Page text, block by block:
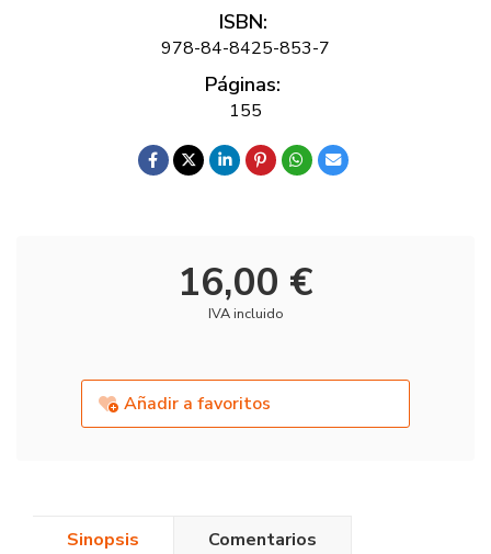
ISBN:
978-84-8425-853-7
Páginas:
155
16,00 €
IVA incluido
Añadir a favoritos
Sinopsis Comentarios